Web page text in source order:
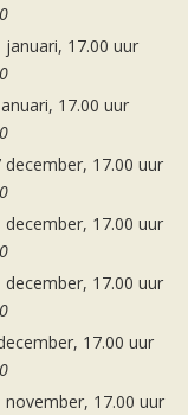
17.00 uur
17.00 uur
17.00 uur
17.00 uur
17.00 uur
17.00 uur
november, 17.00 uur